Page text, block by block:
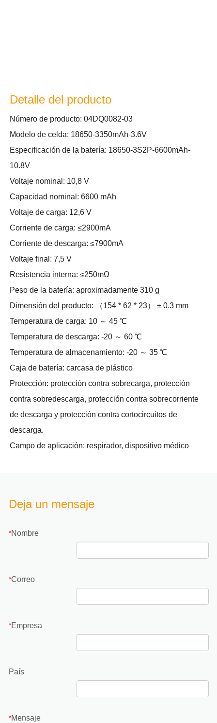
Detalle del producto
Número de producto: 04DQ0082-03
Modelo de celda: 18650-3350mAh-3.6V
Especificación de la batería: 18650-3S2P-6600mAh-
10.8V
Voltaje nominal: 10,8 V
Capacidad nominal: 6600 mAh
Voltaje de carga: 12,6 V
Corriente de carga: ≤2900mA
Corriente de descarga: ≤7900mA
Voltaje final: 7,5 V
Resistencia interna: ≤250mΩ
Peso de la batería: aproximadamente 310 g
Dimensión del producto: （154 * 62 * 23） ± 0.3 mm
Temperatura de carga: 10 ～ 45 ℃
Temperatura de descarga: -20 ～ 60 ℃
Temperatura de almacenamiento: -20 ～ 35 ℃
Caja de batería: carcasa de plástico
Protección: protección contra sobrecarga, protección
contra sobredescarga, protección contra sobrecorriente
de descarga y protección contra cortocircuitos de
descarga.
Campo de aplicación: respirador, dispositivo médico
Deja un mensaje
*Nombre
*Correo
*Empresa
País
*Mensaje